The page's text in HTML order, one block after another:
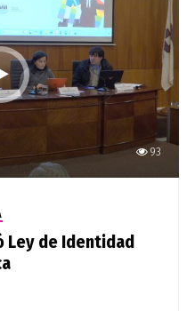
93
Ley de Identidad